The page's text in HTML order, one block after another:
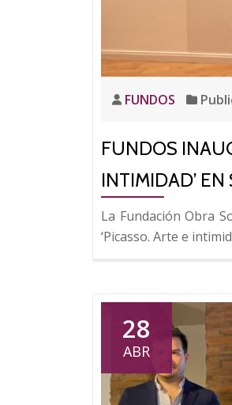
FUNDOS
FUNDOS
INTIMIDAD’ EN
La Fundación Obra
‘Picasso. Arte e
28
ABR